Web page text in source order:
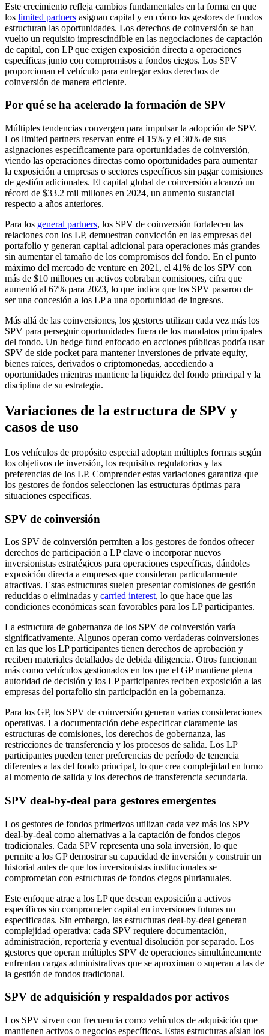
Este crecimiento refleja cambios fundamentales en la forma en que
los limited partners asignan capital y en cómo los gestores de fondos
estructuran las oportunidades. Los derechos de coinversión se han
vuelto un requisito imprescindible en las negociaciones de captación
de capital, con LP que exigen exposición directa a operaciones
específicas junto con compromisos a fondos ciegos. Los SPV
proporcionan el vehículo para entregar estos derechos de
coinversión de manera eficiente.
Por qué se ha acelerado la formación de SPV
Múltiples tendencias convergen para impulsar la adopción de SPV.
Los limited partners reservan entre el 15% y el 30% de sus
asignaciones específicamente para oportunidades de coinversión,
viendo las operaciones directas como oportunidades para aumentar
la exposición a empresas o sectores específicos sin pagar comisiones
de gestión adicionales. El capital global de coinversión alcanzó un
récord de $33.2 mil millones en 2024, un aumento sustancial
respecto a años anteriores.
Para los general partners, los SPV de coinversión fortalecen las
relaciones con los LP, demuestran convicción en las empresas del
portafolio y generan capital adicional para operaciones más grandes
sin aumentar el tamaño de los compromisos del fondo. En el punto
máximo del mercado de venture en 2021, el 41% de los SPV con
más de $10 millones en activos cobraban comisiones, cifra que
aumentó al 67% para 2023, lo que indica que los SPV pasaron de
ser una concesión a los LP a una oportunidad de ingresos.
Más allá de las coinversiones, los gestores utilizan cada vez más los
SPV para perseguir oportunidades fuera de los mandatos principales
del fondo. Un hedge fund enfocado en acciones públicas podría usar
SPV de side pocket para mantener inversiones de private equity,
bienes raíces, derivados o criptomonedas, accediendo a
oportunidades mientras mantiene la liquidez del fondo principal y la
disciplina de su estrategia.
Variaciones de la estructura de SPV y
casos de uso
Los vehículos de propósito especial adoptan múltiples formas según
los objetivos de inversión, los requisitos regulatorios y las
preferencias de los LP. Comprender estas variaciones garantiza que
los gestores de fondos seleccionen las estructuras óptimas para
situaciones específicas.
SPV de coinversión
Los SPV de coinversión permiten a los gestores de fondos ofrecer
derechos de participación a LP clave o incorporar nuevos
inversionistas estratégicos para operaciones específicas, dándoles
exposición directa a empresas que consideran particularmente
atractivas. Estas estructuras suelen presentar comisiones de gestión
reducidas o eliminadas y carried interest, lo que hace que las
condiciones económicas sean favorables para los LP participantes.
La estructura de gobernanza de los SPV de coinversión varía
significativamente. Algunos operan como verdaderas coinversiones
en las que los LP participantes tienen derechos de aprobación y
reciben materiales detallados de debida diligencia. Otros funcionan
más como vehículos gestionados en los que el GP mantiene plena
autoridad de decisión y los LP participantes reciben exposición a las
empresas del portafolio sin participación en la gobernanza.
Para los GP, los SPV de coinversión generan varias consideraciones
operativas. La documentación debe especificar claramente las
estructuras de comisiones, los derechos de gobernanza, las
restricciones de transferencia y los procesos de salida. Los LP
participantes pueden tener preferencias de período de tenencia
diferentes a las del fondo principal, lo que crea complejidad en torno
al momento de salida y los derechos de transferencia secundaria.
SPV deal-by-deal para gestores emergentes
Los gestores de fondos primerizos utilizan cada vez más los SPV
deal-by-deal como alternativas a la captación de fondos ciegos
tradicionales. Cada SPV representa una sola inversión, lo que
permite a los GP demostrar su capacidad de inversión y construir un
historial antes de que los inversionistas institucionales se
comprometan con estructuras de fondos ciegos plurianuales.
Este enfoque atrae a los LP que desean exposición a activos
específicos sin comprometer capital en inversiones futuras no
especificadas. Sin embargo, las estructuras deal-by-deal generan
complejidad operativa: cada SPV requiere documentación,
administración, reportería y eventual disolución por separado. Los
gestores que operan múltiples SPV de operaciones simultáneamente
enfrentan cargas administrativas que se aproximan o superan a las de
la gestión de fondos tradicional.
SPV de adquisición y respaldados por activos
Los SPV sirven con frecuencia como vehículos de adquisición que
mantienen activos o negocios específicos. Estas estructuras aíslan los